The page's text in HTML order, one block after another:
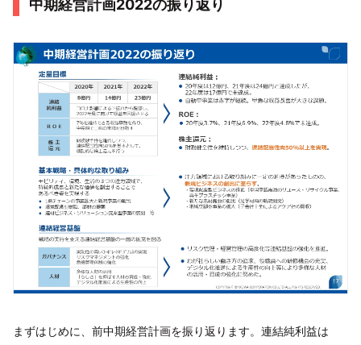
中期経営計画2022の振り返り
まずはじめに、前中期経営計画を振り返ります。連結純利益は